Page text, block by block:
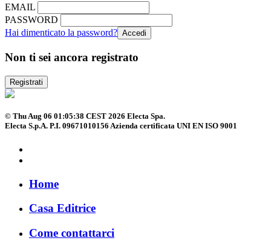
EMAIL
PASSWORD
Hai dimenticato la password?
Non ti sei ancora registrato
Registrati
© Thu Aug 06 01:05:38 CEST 2026 Electa Spa.
Electa S.p.A. P.I. 09671010156 Azienda certificata UNI EN ISO 9001
Home
Casa Editrice
Come contattarci